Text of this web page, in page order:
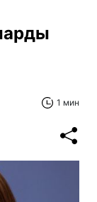
1 мин